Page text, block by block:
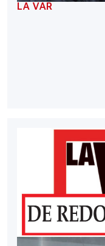
LA VAR